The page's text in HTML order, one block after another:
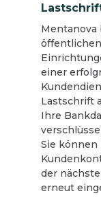
einer
Lastschrift
Ihre
Sie
der
erneut